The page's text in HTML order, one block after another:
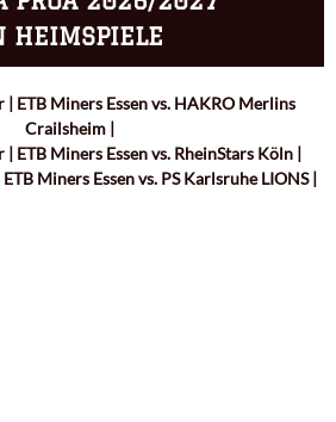
HEIMSPIELE
ETB Miners Essen vs. HAKRO Merlins
Crailsheim |
ETB Miners Essen vs. RheinStars Köln |
Miners Essen vs. PS Karlsruhe LIONS |